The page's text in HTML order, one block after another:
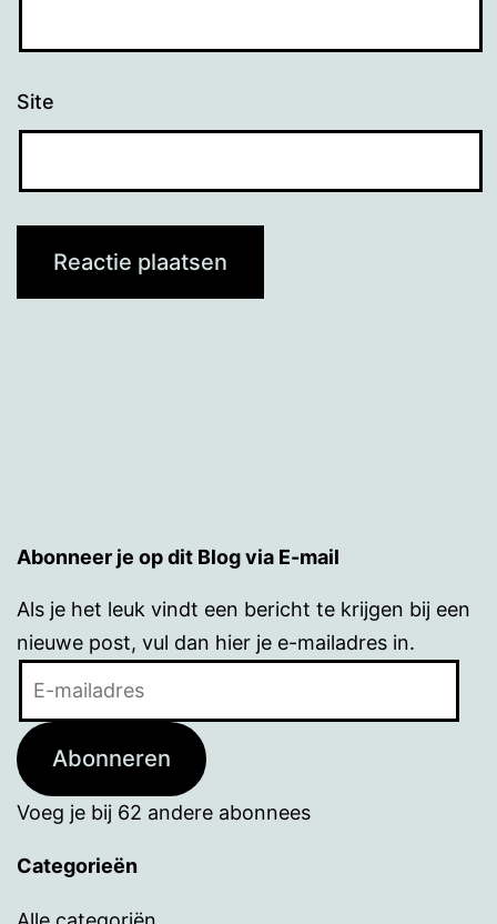
Site
Abonneer je op dit Blog via E-mail
Als je het leuk vindt een bericht te krijgen bij een
nieuwe post, vul dan hier je e-mailadres in.
Abonneren
Voeg je bij 62 andere abonnees
Categorieën